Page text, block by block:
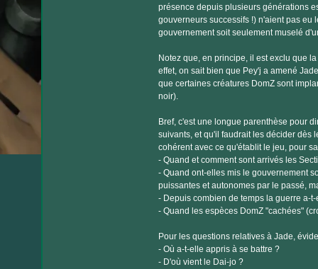
présence depuis plusieurs générations
gouverneurs successifs !) n'aient pas eu
gouvernement soit seulement muselé
Notez que, en principe, il est exclu que
effet, on sait bien que Pey'j a amené
que certaines créatures DomZ sont
noir).
Bref, c'est une longue parenthèse pour
suivants, et qu'il faudrait les décider dès
cohérent avec ce qu'établit le jeu, pour
- Quand et comment sont arrivés les
- Quand ont-elles mis le gouvernement
puissantes et autonomes par le passé,
- Depuis combien de temps la guerre a-
- Quand les espèces DomZ "cachées"
Pour les questions relatives à Jade,
- Où a-t-elle appris à se battre ?
- D'où vient le Dai-jo ?